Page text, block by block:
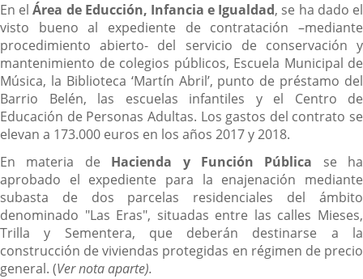
En elÁrea de Educción, Infancia e Igualdad, se ha dado el
visto bueno al expediente de contratación –mediante
procedimiento abierto- del servicio de conservación y
mantenimiento de colegios públicos, Escuela Municipal de
Música, la Biblioteca ‘Martín Abril’, punto de préstamo del
Barrio Belén, las escuelas infantiles y el Centro de
Educación de Personas Adultas. Los gastos del contrato se
elevan a 173.000 euros en los años 2017 y 2018.
En materia de Hacienda y Función Pública se ha
aprobado el expediente para la enajenación mediante
subasta de dos parcelas residenciales del ámbito
denominado "Las Eras", situadas entre las calles Mieses,
Trilla y Sementera, que deberán destinarse a la
construcción de viviendas protegidas en régimen de precio
general. (Ver nota aparte).